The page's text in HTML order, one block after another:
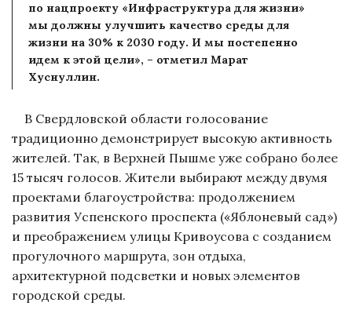
по нацпроекту «Инфраструктура для жизни»
мы должны улучшить качество среды для
жизни на 30% к 2030 году. И мы постепенно
идем к этой цели», – отметил Марат
Хуснуллин.
В Свердловской области голосование
традиционно демонстрирует высокую активность
жителей. Так, в Верхней Пышме уже собрано более
15 тысяч голосов. Жители выбирают между двумя
проектами благоустройства: продолжением
развития Успенского проспекта («Яблоневый сад»)
и преображением улицы Кривоусова с созданием
прогулочного маршрута, зон отдыха,
архитектурной подсветки и новых элементов
городской среды.